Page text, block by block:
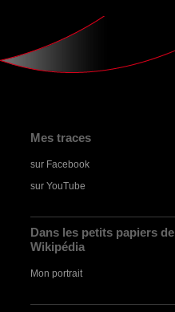
Mes traces
sur Facebook
sur YouTube
Dans les petits papiers de
Wikipédia
Mon portrait